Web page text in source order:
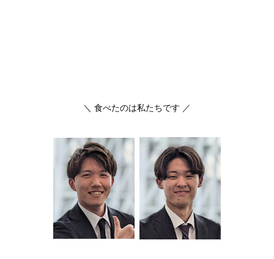
＼ 食べたのは私たちです ／